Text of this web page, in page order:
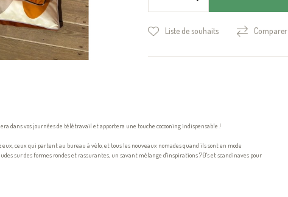
Liste de souhaits Comparer
dans vos journées de télétravail et apportera une touche cocooning indispensable !
ceux qui partent au bureau à vélo, et tous les nouveaux nomades quand ils sont en mode
sur des formes rondes et rassurantes, un savant mélange d'inspirations 70's et scandinaves pour